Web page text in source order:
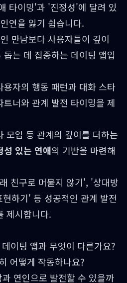
타이밍'과 '진정성'에 달려 있
연을 잃기 쉽습니다.
만남보다 사용자들이 깊이
는 데 집중하는 데이팅 앱입
용자의 행동 패턴과 대화 스타
너와 관계 발전 타이밍을 제
모임 등 관계의 깊이를 더하는
성 있는 연애의 기반을 마련해
친구로 머물지 않기', '상대방
하기' 등 성공적인 관계 발전
제시합니다.
이팅 앱과 무엇이 다른가요?
어떻게 작동하나요?
연인으로 발전할 수 있을까